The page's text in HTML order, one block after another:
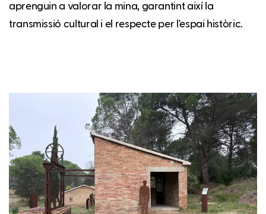
aprenguin a valorar la mina, garantint així la
transmissió cultural i el respecte per l'espai històric.